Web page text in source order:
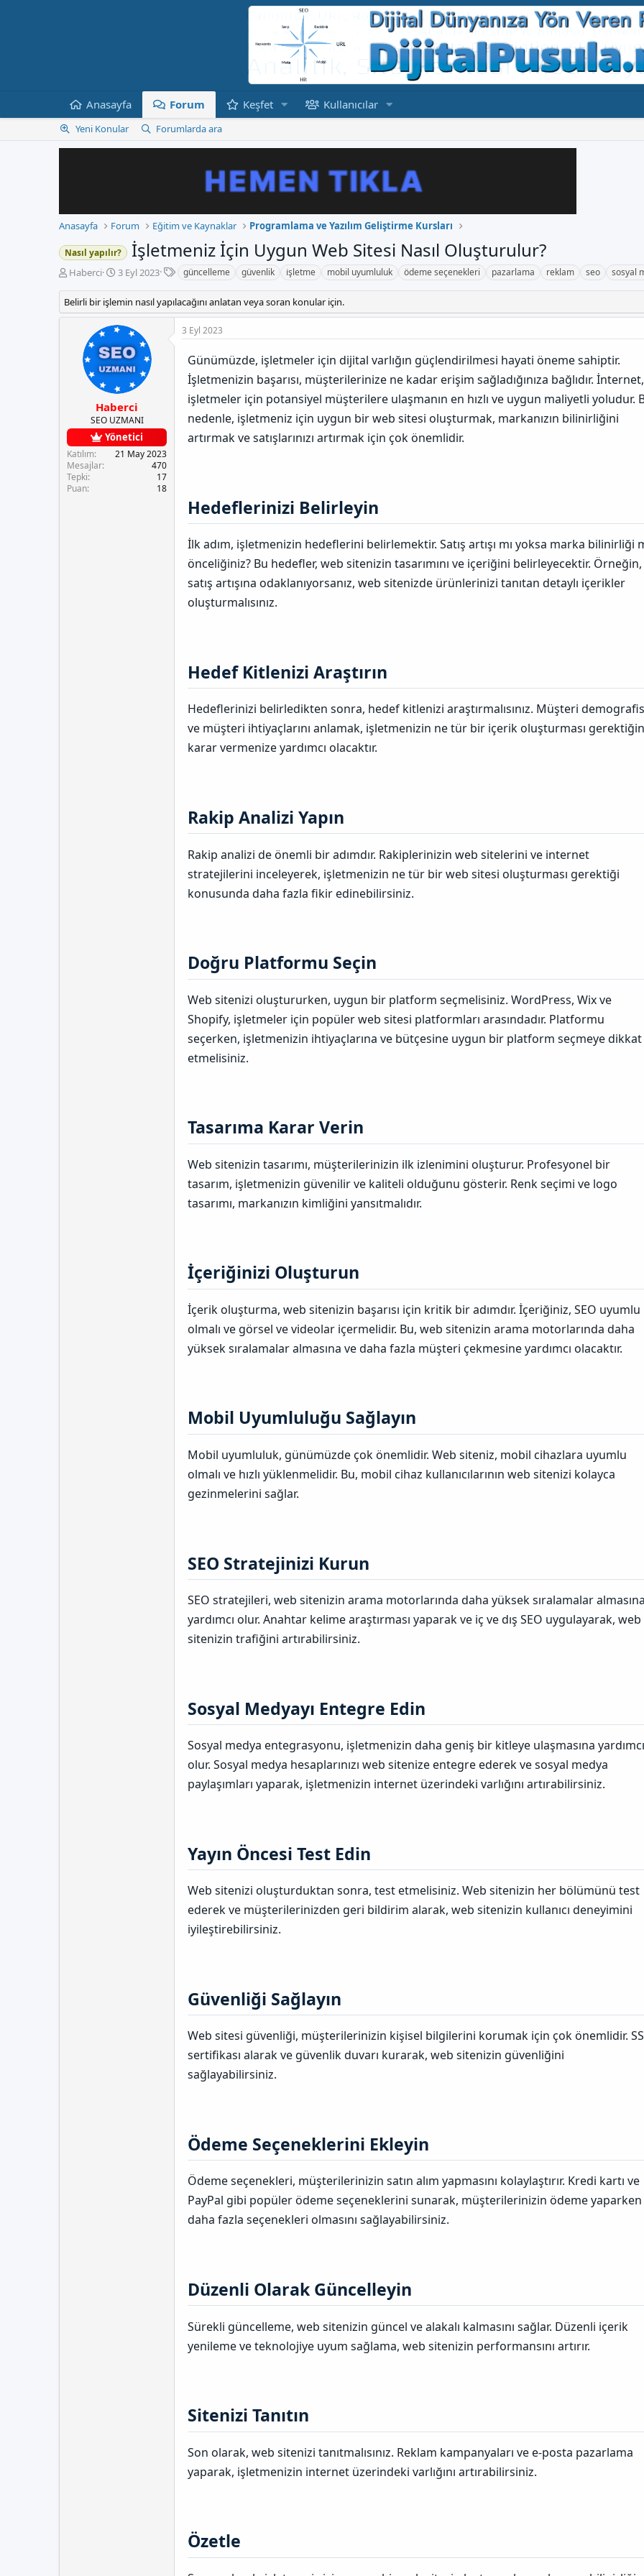
Anasayfa Forum Keşfet Kullanıcılar
Yeni Konular Forumlarda ara
Anasayfa Forum Eğitim ve Kaynaklar Programlama ve Yazılım Geliştirme Kursları
Nasıl yapılır? İşletmeniz İçin Uygun Web Sitesi Nasıl Oluşturulur?
K
n
b
t
n
Haberci
B
ş
l
a
n
g
ı
ç
t
r
i
h
i
3 Eyl 2023
k
e
güncelleme güvenlik i̇şletme mobil uyumluluk ödeme seçenekleri pazarlama reklam seo sosyal
Belirli bir işlemin nasıl yapılacağını anlatan veya soran konular için.
Haberci
SEO UZMANI
Yönetici
Katılım
21 May 2023
Mesajlar
470
Tepki
17
Puan
18
3 Eyl 2023
Günümüzde, işletmeler için dijital varlığın güçlendirilmesi hayati öneme sahiptir.
İşletmenizin başarısı, müşterilerinize ne kadar erişim sağladığınıza bağlıdır. İnternet,
işletmeler için potansiyel müşterilere ulaşmanın en hızlı ve uygun maliyetli yoludur.
nedenle, işletmeniz için uygun bir web sitesi oluşturmak, markanızın bilinirliğini
artırmak ve satışlarınızı artırmak için çok önemlidir.
Hedeflerinizi Belirleyin​
İlk adım, işletmenizin hedeflerini belirlemektir. Satış artışı mı yoksa marka bilinirliği
önceliğiniz? Bu hedefler, web sitenizin tasarımını ve içeriğini belirleyecektir. Örneğin,
satış artışına odaklanıyorsanız, web sitenizde ürünlerinizi tanıtan detaylı içerikler
oluşturmalısınız.
Hedef Kitlenizi Araştırın​
Hedeflerinizi belirledikten sonra, hedef kitlenizi araştırmalısınız. Müşteri
ve müşteri ihtiyaçlarını anlamak, işletmenizin ne tür bir içerik oluşturması
karar vermenize yardımcı olacaktır.
Rakip Analizi Yapın​
Rakip analizi de önemli bir adımdır. Rakiplerinizin web sitelerini ve internet
stratejilerini inceleyerek, işletmenizin ne tür bir web sitesi oluşturması gerektiği
konusunda daha fazla fikir edinebilirsiniz.
Doğru Platformu Seçin​
Web sitenizi oluştururken, uygun bir platform seçmelisiniz. WordPress, Wix ve
Shopify, işletmeler için popüler web sitesi platformları arasındadır. Platformu
seçerken, işletmenizin ihtiyaçlarına ve bütçesine uygun bir platform seçmeye dikkat
etmelisiniz.
Tasarıma Karar Verin​
Web sitenizin tasarımı, müşterilerinizin ilk izlenimini oluşturur. Profesyonel bir
tasarım, işletmenizin güvenilir ve kaliteli olduğunu gösterir. Renk seçimi ve logo
tasarımı, markanızın kimliğini yansıtmalıdır.
İçeriğinizi Oluşturun​
İçerik oluşturma, web sitenizin başarısı için kritik bir adımdır. İçeriğiniz, SEO uyumlu
olmalı ve görsel ve videolar içermelidir. Bu, web sitenizin arama motorlarında daha
yüksek sıralamalar almasına ve daha fazla müşteri çekmesine yardımcı olacaktır.
Mobil Uyumluluğu Sağlayın​
Mobil uyumluluk, günümüzde çok önemlidir. Web siteniz, mobil cihazlara uyumlu
olmalı ve hızlı yüklenmelidir. Bu, mobil cihaz kullanıcılarının web sitenizi kolayca
gezinmelerini sağlar.
SEO Stratejinizi Kurun​
SEO stratejileri, web sitenizin arama motorlarında daha yüksek sıralamalar
yardımcı olur. Anahtar kelime araştırması yaparak ve iç ve dış SEO uygulayarak, web
sitenizin trafiğini artırabilirsiniz.
Sosyal Medyayı Entegre Edin​
Sosyal medya entegrasyonu, işletmenizin daha geniş bir kitleye ulaşmasına yardımcı
olur. Sosyal medya hesaplarınızı web sitenize entegre ederek ve sosyal medya
paylaşımları yaparak, işletmenizin internet üzerindeki varlığını artırabilirsiniz.
Yayın Öncesi Test Edin​
Web sitenizi oluşturduktan sonra, test etmelisiniz. Web sitenizin her bölümünü test
ederek ve müşterilerinizden geri bildirim alarak, web sitenizin kullanıcı deneyimini
iyileştirebilirsiniz.
Güvenliği Sağlayın​
Web sitesi güvenliği, müşterilerinizin kişisel bilgilerini korumak için çok önemlidir.
sertifikası alarak ve güvenlik duvarı kurarak, web sitenizin güvenliğini
sağlayabilirsiniz.
Ödeme Seçeneklerini Ekleyin​
Ödeme seçenekleri, müşterilerinizin satın alım yapmasını kolaylaştırır. Kredi kartı ve
PayPal gibi popüler ödeme seçeneklerini sunarak, müşterilerinizin ödeme yaparken
daha fazla seçenekleri olmasını sağlayabilirsiniz.
Düzenli Olarak Güncelleyin​
Sürekli güncelleme, web sitenizin güncel ve alakalı kalmasını sağlar. Düzenli içerik
yenileme ve teknolojiye uyum sağlama, web sitenizin performansını artırır.
Sitenizi Tanıtın​
Son olarak, web sitenizi tanıtmalısınız. Reklam kampanyaları ve e-posta pazarlama
yaparak, işletmenizin internet üzerindeki varlığını artırabilirsiniz.
Özetle​